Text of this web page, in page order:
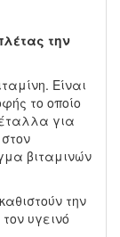
την
Είναι
το οποίο
για
βιταμινών
την
υγεινό